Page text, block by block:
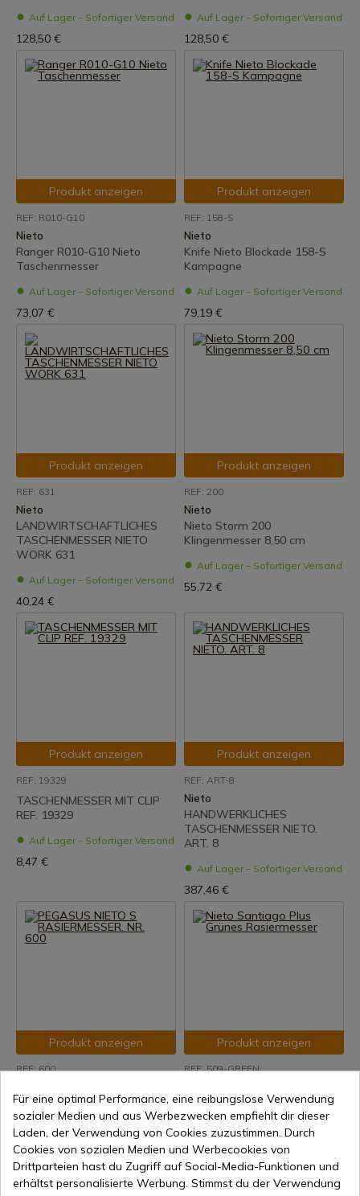
Auf Lager – Sofortiger Versand
128,50 €
Auf Lager – Sofortiger Versand
128,50 €
Produkt anzeigen
REF: R010-G10
Nieto
Ranger R010-G10 Nieto
Taschenmesser
Auf Lager – Sofortiger Versand
73,07 €
Produkt anzeigen
REF: 158-S
Nieto
Knife Nieto Blockade 158-S
Kampagne
Auf Lager – Sofortiger Versand
79,19 €
Produkt anzeigen
REF: 631
Nieto
LANDWIRTSCHAFTLICHES
TASCHENMESSER NIETO
WORK 631
Auf Lager – Sofortiger Versand
40,24 €
Produkt anzeigen
REF: 200
Nieto
Nieto Storm 200
Klingenmesser 8,50 cm
Auf Lager – Sofortiger Versand
55,72 €
Produkt anzeigen
REF: 19329
TASCHENMESSER MIT CLIP
REF. 19329
Auf Lager – Sofortiger Versand
8,47 €
Produkt anzeigen
REF: ART-8
Nieto
HANDWERKLICHES
TASCHENMESSER NIETO.
ART. 8
Auf Lager – Sofortiger Versand
387,46 €
Produkt anzeigen
REF: 600
PEGASUS NIETO S
RASIERMESSER. NR. 600
Auf Lager – Sofortiger Versand
69,23 €
Produkt anzeigen
REF: 509-GREEN
Nieto Santiago Plus Grünes
Rasiermesser
7-15 Tage Versand
37,21 €
Für eine optimal Performance, eine reibungslose Verwendung
sozialer Medien und aus Werbezwecken empfiehlt dir dieser
Laden, der Verwendung von Cookies zuzustimmen. Durch
Cookies von sozialen Medien und Werbecookies von
Drittparteien hast du Zugriff auf Social-Media-Funktionen und
erhältst personalisierte Werbung. Stimmst du der Verwendung